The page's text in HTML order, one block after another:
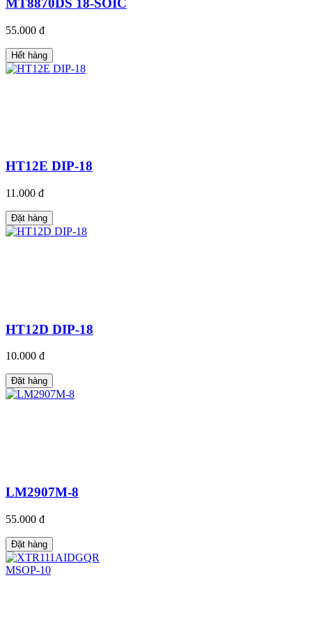
MT8870DS 18-SOIC
55.000 đ
Hết hàng
HT12E DIP-18
11.000 đ
Đặt hàng
HT12D DIP-18
10.000 đ
Đặt hàng
LM2907M-8
55.000 đ
Đặt hàng